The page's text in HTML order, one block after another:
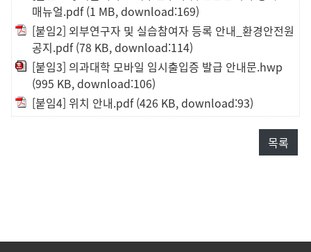
매뉴얼.pdf (1 MB, download:169)
[붙임2] 외부연구자 및 실습참여자 등록 안내_환경안전원
공지.pdf (78 KB, download:114)
[붙임3] 의과대학 모바일 임시출입증 발급 안내문.hwp
(995 KB, download:106)
[붙임4] 위치 안내.pdf (426 KB, download:93)
목록